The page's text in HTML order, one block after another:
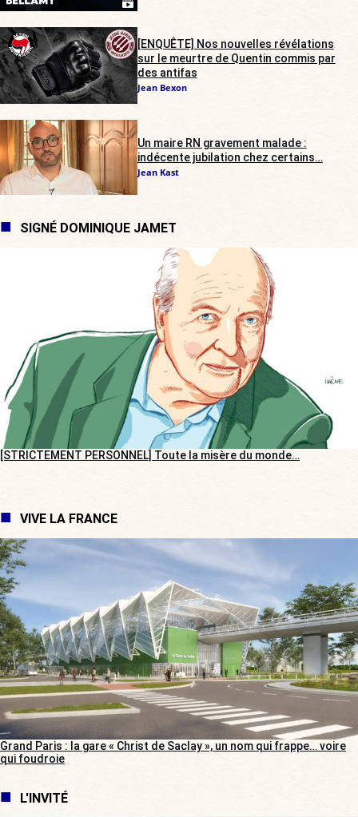
[ENQUÊTE] Nos nouvelles révélations
sur le meurtre de Quentin commis par
des antifas
Jean Bexon
Un maire RN gravement malade :
indécente jubilation chez certains…
Jean Kast
SIGNÉ DOMINIQUE JAMET
[STRICTEMENT PERSONNEL] Toute la misère du monde…
VIVE LA FRANCE
Grand Paris : la gare « Christ de Saclay », un nom qui frappe… voire
qui foudroie
L'INVITÉ